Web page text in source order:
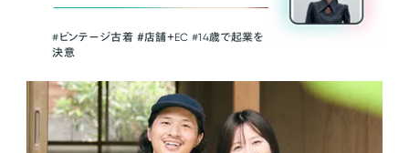
#ビンテージ古着 ＃店舗＋EC #14歳で起業を
決意